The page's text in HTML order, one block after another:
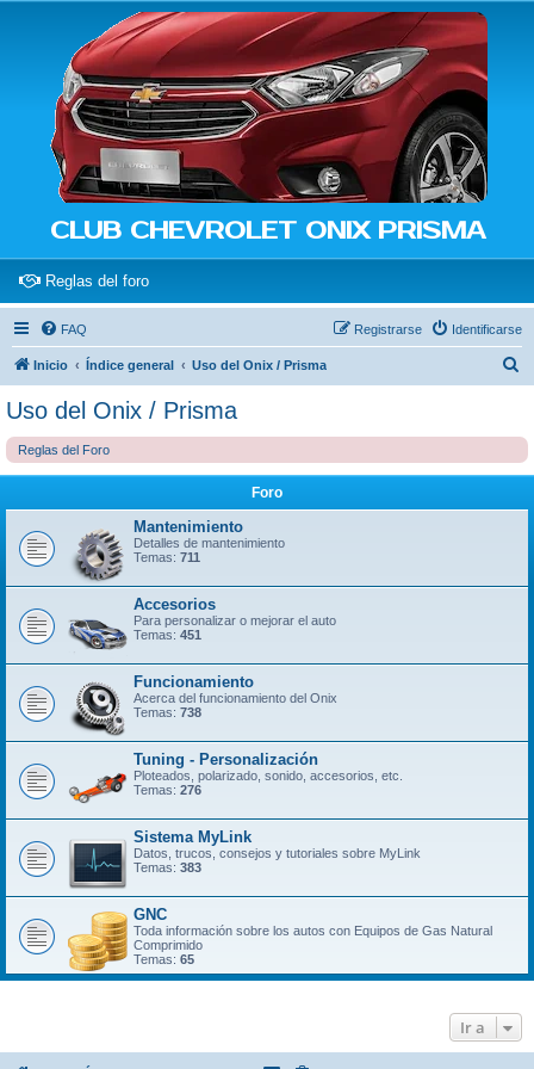
CLUB CHEVROLET ONIX PRISMA
Reglas del foro(Opens a new tab)
FAQ Identificarse
Registrarse
Inicio Índice general Uso del Onix / Prisma
a
r
Uso del Onix / Prisma
Reglas del Foro
Foro
Mantenimiento
Detalles de mantenimiento
Temas: 711
Accesorios
Para personalizar o mejorar el auto
Temas: 451
Funcionamiento
Acerca del funcionamiento del Onix
Temas: 738
Tuning - Personalización
Ploteados, polarizado, sonido, accesorios, etc.
Temas: 276
Sistema MyLink
Datos, trucos, consejos y tutoriales sobre MyLink
Temas: 383
GNC
Toda información sobre los autos con Equipos de Gas Natural
Comprimido
Temas: 65
Ir a